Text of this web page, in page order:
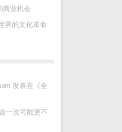
商业机会
界的文化革命
发表在《全
一次可能更不